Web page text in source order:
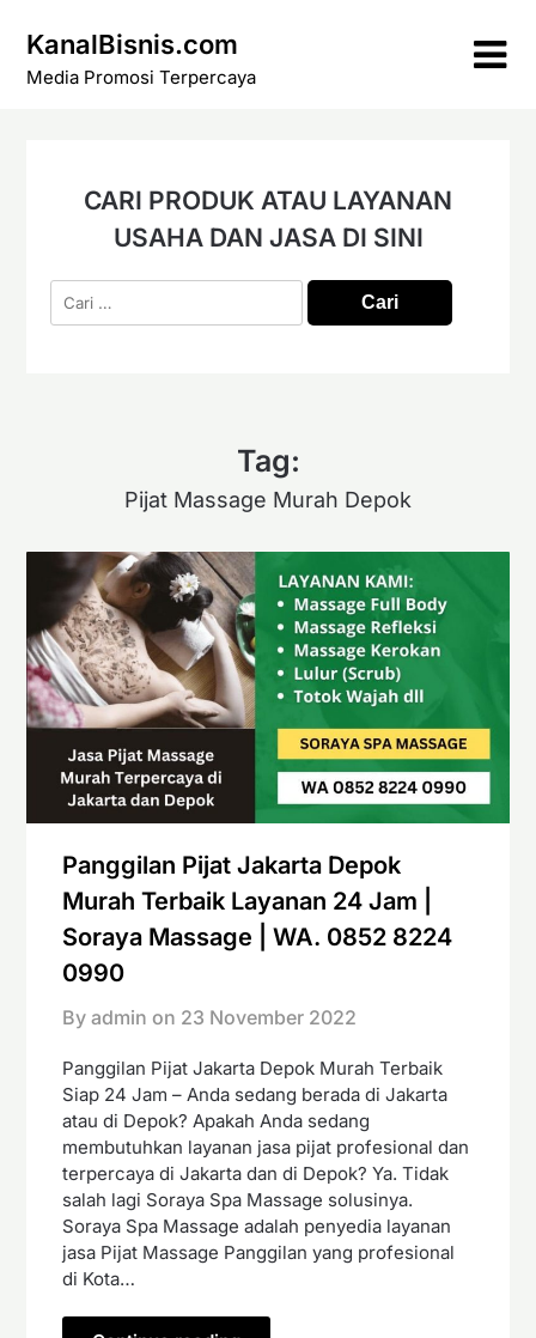
content
KanalBisnis.com
Media Promosi Terpercaya
CARI PRODUK ATAU LAYANAN
USAHA DAN JASA DI SINI
Cari
untuk:
Tag:
Pijat Massage Murah Depok
Panggilan Pijat Jakarta Depok
Murah Terbaik Layanan 24 Jam |
Soraya Massage | WA. 0852 8224
0990
By admin on 23 November 2022
Panggilan Pijat Jakarta Depok Murah Terbaik
Siap 24 Jam – Anda sedang berada di Jakarta
atau di Depok? Apakah Anda sedang
membutuhkan layanan jasa pijat profesional dan
terpercaya di Jakarta dan di Depok? Ya. Tidak
salah lagi Soraya Spa Massage solusinya.
Soraya Spa Massage adalah penyedia layanan
jasa Pijat Massage Panggilan yang profesional
di Kota…